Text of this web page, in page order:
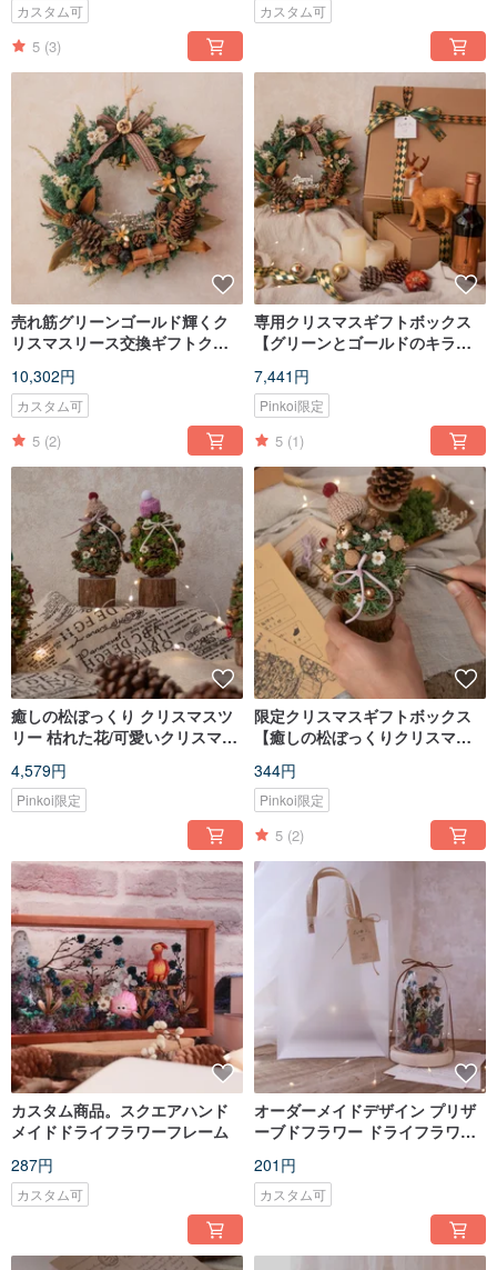
カスタム可
5 (3)
カスタム可
売れ筋グリーンゴールド輝くク
リスマスリース交換ギフトクリ
10,302円
カスタム可
5 (2)
専用クリスマスギフトボックス
【グリーンとゴールドのキラキ
ッケージ/枯れない杉/リース
7,441円
Pinkoi限定
5 (1)
癒しの松ぼっくり クリスマスツ
リー 枯れた花/可愛いクリスマス
4,579円
Pinkoi限定
限定クリスマスギフトボックス
【癒しの松ぼっくりクリスマス
344円
Pinkoi限定
5 (2)
カスタム商品。スクエアハンド
メイドドライフラワーフレーム
287円
カスタム可
オーダーメイドデザイン プリザ
ーブドフラワー ドライフラワー
日プレゼント/バレンタインデー
ギフト
201円
カスタム可